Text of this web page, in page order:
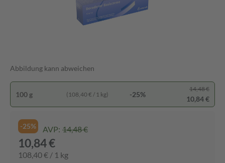
Abbildung kann abweichen
100 g (108,40 € / 1 kg) -25%
14,48 €
10,84 €
-25% AVP: 14,48 €
10,84 €
108,40 € / 1 kg